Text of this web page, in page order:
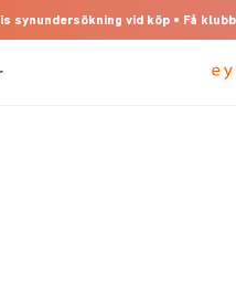
synundersökning vid köp • Få